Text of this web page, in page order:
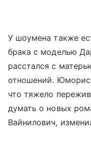
У шоумена также
брака с моделью
расстался с
отношений.
что тяжело
думать о новых
Вайнилович,